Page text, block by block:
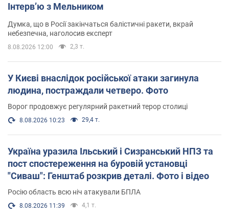
Інтерв’ю з Мельником
Думка, що в Росії закінчаться балістичні ракети, вкрай
небезпечна, наголосив експерт
8.08.2026 12:00 2,3 т.
У Києві внаслідок російської атаки загинула
людина, постраждали четверо. Фото
Ворог продовжує регулярний ракетний терор столиці
8.08.2026 10:23 29,4 т.
Україна уразила Ільський і Сизранський НПЗ та
пост спостереження на буровій установці
"Сиваш": Генштаб розкрив деталі. Фото і відео
Росію область всю ніч атакували БПЛА
8.08.2026 11:39 4,1 т.